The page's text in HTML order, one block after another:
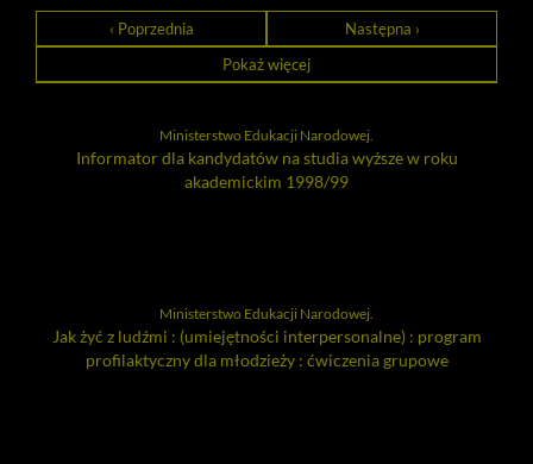
‹ Poprzednia
Następna ›
Pokaż więcej
Ministerstwo Edukacji Narodowej.
Informator dla kandydatów na studia wyższe w roku
akademickim 1998/99
Ministerstwo Edukacji Narodowej.
Jak żyć z ludźmi : (umiejętności interpersonalne) : program
profilaktyczny dla młodzieży : ćwiczenia grupowe